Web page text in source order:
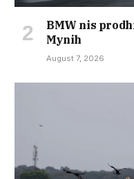
BMW nis
Mynih
August 7, 2026